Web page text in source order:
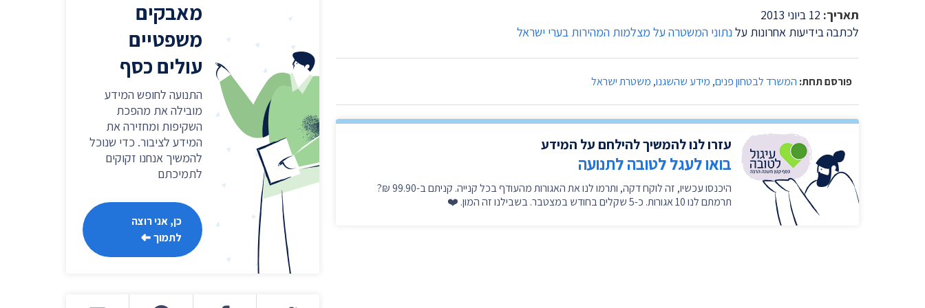
תאריך:
לכתבה בידיעות אחרונות על נתוני המשטרה על מצלמות המהירות בערי ישראל
פורסם תחת: המשרד לבטחון פנים, מידע שהשגנו, משטרת ישראל
עזרו לנו להמשיך להילחם על המידע
בואו לעגל לטובה לתנועה
היכנסו עכשיו, זה לוקח דקה, ותרמו לנו את האגורות מהעודף בכל קנייה. קניתם ב-99.90 ₪?
תרמתם לנו 10 אגורות. כ-5 שקלים בחודש במצטבר. בשבילנו זה המון. ❤️
מאבקים
משפטיים
עולים כסף
התנועה לחופש המידע
מובילה את מהפכת
השקיפות ומחזירה את
המידע לציבור. כדי שנוכל
להמשיך אנחנו זקוקים
לתמיכתם
כן, אני רוצה
לתמוך